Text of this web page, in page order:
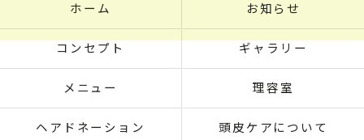
ホーム お知らせ
コンセプト ギャラリー
メニュー 理容室
ヘアドネーション 頭皮ケアについて